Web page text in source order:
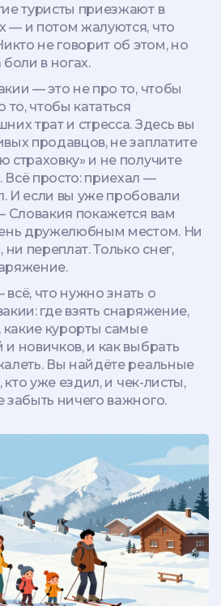
туристы приезжают в
— и потом жалуются, что
не говорит об этом, но
в ногах.
— это не про то, чтобы
то, чтобы кататься
трат и стресса. Здесь вы
продавцов, не заплатите
страховку» и не получите
просто: приехал —
И если вы уже пробовали
Словакия покажется вам
дружелюбным местом. Ни
переплат. Только снег,
что нужно знать о
где взять снаряжение,
какие курорты самые
новичков, и как выбрать
Вы найдёте реальные
кто уже ездил, и чек-листы,
забыть ничего важного.